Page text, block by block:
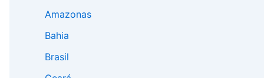
Amazonas
Bahia
Brasil